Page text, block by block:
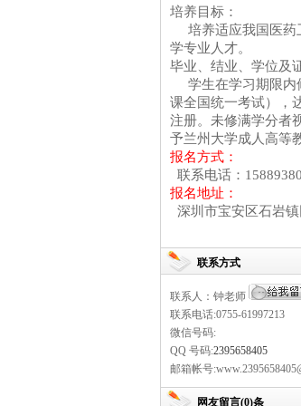
培养目标：
培养适应我国医
学专业人才。
毕业、结业、学位及
学生在学习期限
课全国统一考试），
注册。未修满学分者
予兰州大学成人高等
报名方式：
联系电话：
报名地址：
深圳市宝安区石岩
联系方式
联系人：钟老师
联系电话:0755-61997213
微信号码:
QQ 号码:2395658405
邮箱帐号
网友留言(0)条